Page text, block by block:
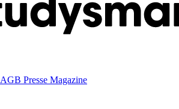
AGB Presse Magazine